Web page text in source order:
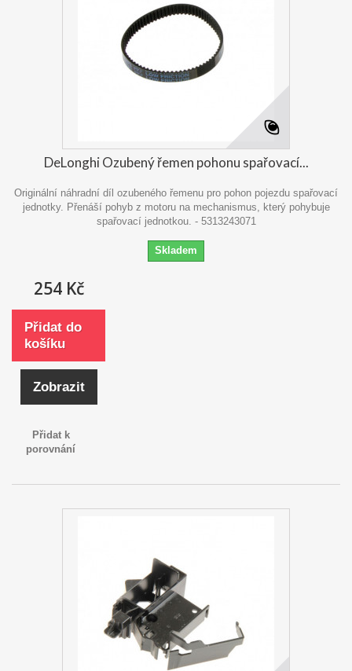
DeLonghi Ozubený řemen pohonu spařovací...
Originální náhradní díl ozubeného řemenu pro pohon pojezdu spařovací
jednotky. Přenáší pohyb z motoru na mechanismus, který pohybuje
spařovací jednotkou. - 5313243071
Skladem
254 Kč
Přidat do
košíku
Zobrazit
Přidat k
porovnání